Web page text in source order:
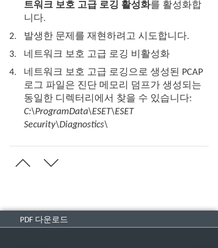
트워크 보호 고급 로깅 활성화를 활성화합
니다.
발생한 문제를 재현하려고 시도합니다.
네트워크 보호 고급 로깅 비활성화
네트워크 보호 고급 로깅으로 생성된 PCAP
로그 파일은 진단 메모리 덤프가 생성되는
동일한 디렉터리에서 찾을 수 있습니다:
C:\ProgramData\ESET\ESET
Security\Diagnostics\
PDF 다운로드